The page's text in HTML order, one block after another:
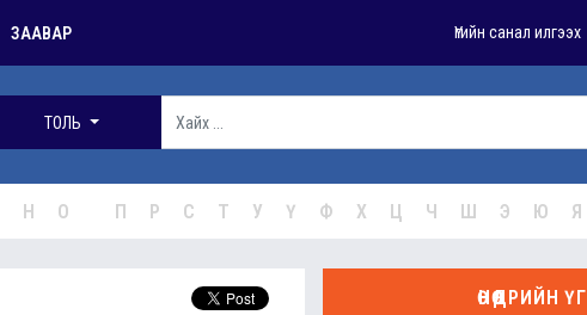
ЗААВАР Үгийн санал илгээх
ТОЛЬ
Н О П Р С Т У Ү Ф Х Ц Ч Ш Э Ю Я
ӨНӨӨДРИЙН ҮГ